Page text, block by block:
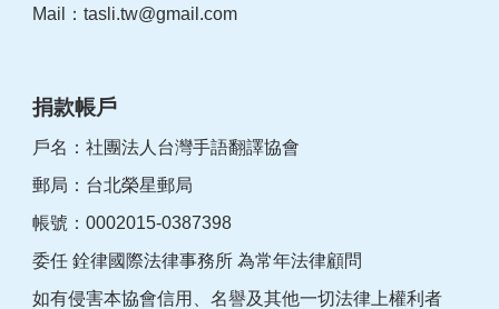
Mail：tasli.tw@gmail.com
捐款帳戶
戶名：社團法人台灣手語翻譯協會
郵局：台北榮星郵局
帳號：0002015-0387398
委任 銓律國際法律事務所 為常年法律顧問
如有侵害本協會信用、名譽及其他一切法律上權利者